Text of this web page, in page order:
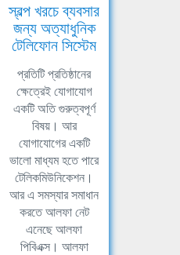
স্বল্প খরচে ব্যবসার
জন্য অত্যাধুনিক
টেলিফোন সিস্টেম
প্রতিটি প্রতিষ্ঠানের
ক্ষেত্রেই যোগাযোগ
একটি অতি গুরুত্বপূর্ণ
বিষয়। আর
যোগাযোগের একটি
ভালো মাধ্যম হতে পারে
টেলিকমিউনিকেশন।
আর এ সমস্যার সমাধান
করতে আলফা নেট
এনেছে আলফা
পিবিএক্স। আলফা